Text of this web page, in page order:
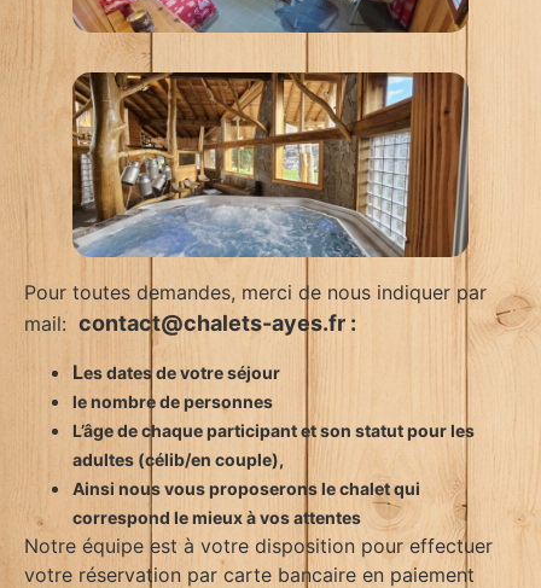
Pour toutes demandes, merci de nous indiquer par
mail: contact@chalets-ayes.fr :
Les dates de votre séjour
le nombre de personnes
L’âge de chaque participant et son statut pour les
adultes (célib/en couple),
Ainsi nous vous proposerons le chalet qui
correspond le mieux à vos attentes
Notre équipe est à votre disposition pour effectuer
votre réservation par carte bancaire en paiement